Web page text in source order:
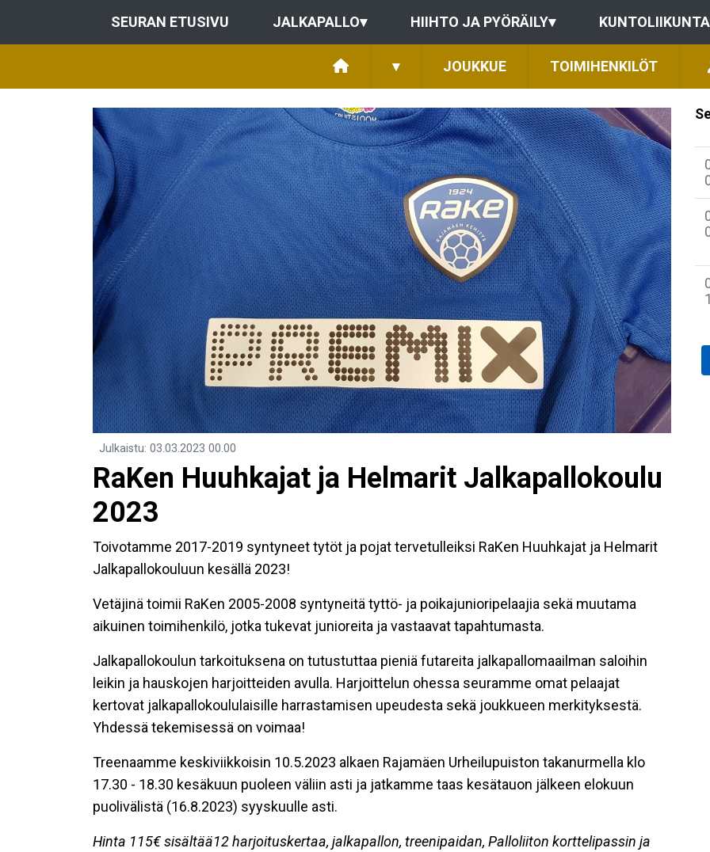
SEURAN ETUSIVU JALKAPALLO▾ HIIHTO JA PYÖRÄILY▾ KUNTOLIIKUNTA
▾ JOUKKUE TOIMIHENKILÖT
Julkaistu: 03.03.2023 00.00
RaKen Huuhkajat ja Helmarit Jalkapallokoulu
2023
Toivotamme 2017-2019 syntyneet tytöt ja pojat tervetulleiksi RaKen Huuhkajat ja Helmarit
Jalkapallokouluun kesällä 2023!
Vetäjinä toimii RaKen 2005-2008 syntyneitä tyttö- ja poikajunioripelaajia sekä muutama
aikuinen toimihenkilö, jotka tukevat junioreita ja vastaavat tapahtumasta.
Jalkapallokoulun tarkoituksena on tutustuttaa pieniä futareita jalkapallomaailman saloihin
leikin ja hauskojen harjoitteiden avulla. Harjoittelun ohessa seuramme omat pelaajat
kertovat jalkapallokoululaisille harrastamisen upeudesta sekä joukkueen merkityksestä.
Yhdessä tekemisessä on voimaa!
Treenaamme keskiviikkoisin 10.5.2023 alkaen Rajamäen Urheilupuiston takanurmella klo
17.30 - 18.30 kesäkuun puoleen väliin asti ja jatkamme taas kesätauon jälkeen elokuun
puolivälistä (16.8.2023) syyskuulle asti.
Hinta 115€ sisältää12 harjoituskertaa, jalkapallon, treenipaidan, Palloliiton korttelipassin ja